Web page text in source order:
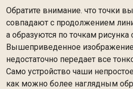
Обратите внимание. что точки
совпадают с продолжением
а образуются по точкам рисунка
Вышеприведенное
недостаточно передает все
Само устройство чаши
как можно более наглядным